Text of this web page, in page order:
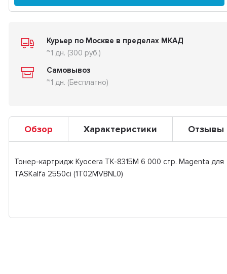
Курьер по Москве в пределах МКАД
~1 дн. (300 руб.)
Самовывоз
~1 дн. (Бесплатно)
Обзор Характеристики Отзывы
Тонер-картридж Kyocera TK-8315M 6 000 стр. Magenta для
TASKalfa 2550ci (1T02MVBNL0)